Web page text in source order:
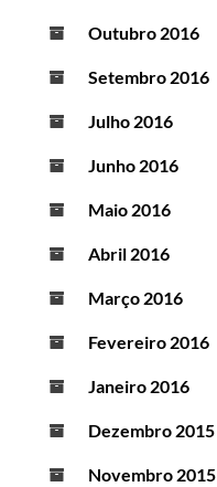
Outubro 2016
Setembro 2016
Julho 2016
Junho 2016
Maio 2016
Abril 2016
Março 2016
Fevereiro 2016
Janeiro 2016
Dezembro 2015
Novembro 2015